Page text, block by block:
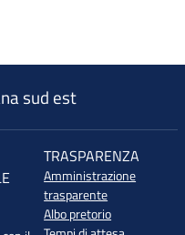
sud est
TRASPARENZA
Amministrazione
trasparente
Albo pretorio